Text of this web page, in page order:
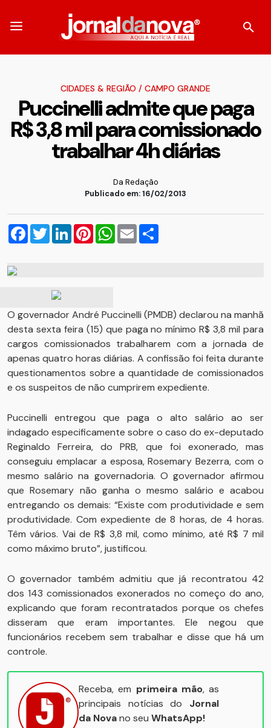
CIDADES & REGIÃO / CAMPO GRANDE
Puccinelli admite que paga
R$ 3,8 mil para comissionado
trabalhar 4h diárias
Da Redação
Publicado em: 16/02/2013
Facebook
TwitterLinkedInPinterestWhatsApp
Email
O governador André Puccinelli (PMDB) declarou na manhã
desta sexta feira (15) que paga no mínimo R$ 3,8 mil para
cargos comissionados trabalharem com a jornada de
apenas quatro horas diárias. A confissão foi feita durante
questionamentos sobre a quantidade de comissionados
e os suspeitos de não cumprirem expediente.
Puccinelli entregou que paga o alto salário ao ser
indagado especificamente sobre o caso do ex-deputado
Reginaldo Ferreira, do PRB, que foi exonerado, mas
conseguiu emplacar a esposa, Rosemary Bezerra, com o
mesmo salário na governadoria. O governador afirmou
que Rosemary não ganha o mesmo salário e acabou
entregando os demais: “Existe com produtividade e sem
produtividade. Com expediente de 8 horas, de 4 horas.
Têm vários. Vai de R$ 3,8 mil, como mínimo, até R$ 7 mil
como máximo bruto”, justificou.
O governador também admitiu que já recontratou 42
dos 143 comissionados exonerados no começo do ano,
explicando que foram recontratados porque os chefes
disseram que eram importantes. Ele negou que
funcionários recebem sem trabalhar e disse que há um
controle.
Receba, em primeira mão, as
principais notícias do Jornal
da Novano seu WhatsApp!